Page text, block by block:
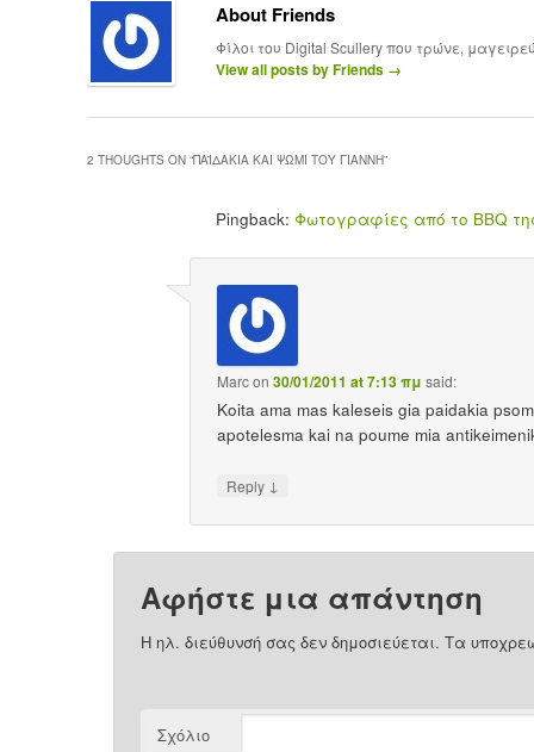
About Friends
Φίλοι του Digital Scullery που τρώνε,
View all posts by Friends →
2 THOUGHTS ON “ΠΑΪΔΆΚΙΑ ΚΑΙ ΨΩΜΊ ΤΟΥ ΓΙΆΝΝΗ”
Pingback: Φωτογραφίες από το BBQ
Marcon 30/01/2011 at 7:13 πμ said:
Koita ama mas kaleseis gia paidakia
apotelesma kai na poume mia
Reply ↓
Αφήστε μια απάντηση
Η ηλ. διεύθυνσή σας δεν δημοσιεύεται. Τα
Σχόλιο